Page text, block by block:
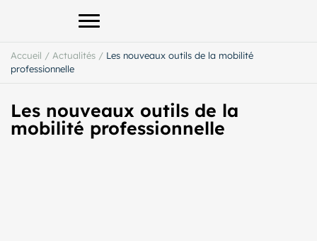
Afficher le menu principal
Accueil / Actualités / Les nouveaux outils de la mobilité
professionnelle
Les nouveaux outils de la
mobilité professionnelle